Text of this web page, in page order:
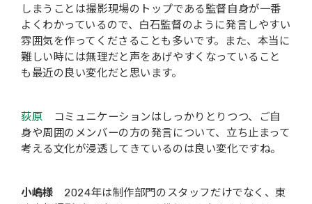
しまうことは撮影現場のトップである監督自身が一番
よくわかっているので、白石監督のように発言しやすい
雰囲気を作ってくださることも多いです。また、本当に
難しい時には無理だと声をあげやすくなっていること
も最近の良い変化だと思います。
荻原 コミュニケーションはしっかりとりつつ、ご自
身や周囲のメンバーの方の発言について、立ち止まって
考える文化が浸透してきているのは良い変化ですね。
小嶋様 2024年は制作部門のスタッフだけでなく、東